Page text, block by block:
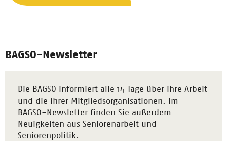
BAGSO-Newsletter
Die BAGSO informiert alle 14 Tage über ihre Arbeit
und die ihrer Mitgliedsorganisationen. Im
BAGSO-Newsletter finden Sie außerdem
Neuigkeiten aus Seniorenarbeit und
Seniorenpolitik.